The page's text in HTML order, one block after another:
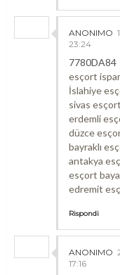
ANONIMO
23:24
7780DA84
esçort
İslahiye
sivas
erdemli
düzce
bayraklı
antakya
esçort
edremit
Rispondi
ANONIMO
17:16